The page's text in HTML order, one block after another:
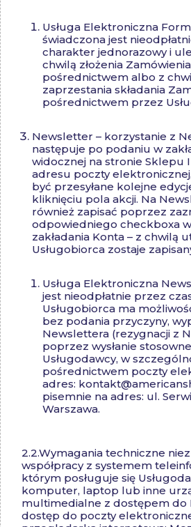
Usługa Elektroniczna
świadczona jest
charakter jednorazowy i
chwilą złożenia
pośrednictwem albo z
zaprzestania składania
pośrednictwem przez
Newsletter – korzystanie z
następuje po podaniu w
widocznej na stronie Sklepu
adresu poczty
być przesyłane kolejne
kliknięciu pola akcji. Na
również zapisać poprzez
odpowiedniego checkboxa
zakładania Konta – z chwilą
Usługobiorca zostaje
Usługa Elektroniczna
jest nieodpłatnie przez
Usługobiorca ma
bez podania przyczyny,
Newslettera (rezygnacji z
poprzez wysłanie
Usługodawcy, w
pośrednictwem poczty
adres:
pisemnie na adres: ul.
Warszawa.
2.2.Wymagania techniczne
współpracy z systemem
którym posługuje się
komputer, laptop lub inne
multimedialne z dostępem do
dostęp do poczty